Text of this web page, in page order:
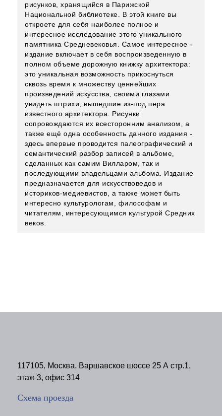
рисунков, хранящийся в Парижской
Национальной библиотеке. В этой книге вы
откроете для себя наиболее полное и
интересное исследование этого уникального
памятника Средневековья. Самое интересное -
издание включает в себя воспроизведенную в
полном объеме дорожную книжку архитектора:
это уникальная возможность прикоснуться
сквозь время к множеству ценнейших
произведений искусства, своими глазами
увидеть штрихи, вышедшие из-под пера
известного архитектора. Рисунки
сопровождаются их всесторонним анализом, а
также ещё одна особенность данного издания -
здесь впервые проводится палеографический и
семантический разбор записей в альбоме,
сделанных как самим Вилларом, так и
последующими владельцами альбома. Издание
предназначается для искусствоведов и
историков-медиевистов, а также может быть
интересно культурологам, философам и
читателям, интересующимся культурой Средних
веков.
117105, Москва, Варшавское шоссе 25 А стр.1,
этаж 3, офис 314
Схема проезда